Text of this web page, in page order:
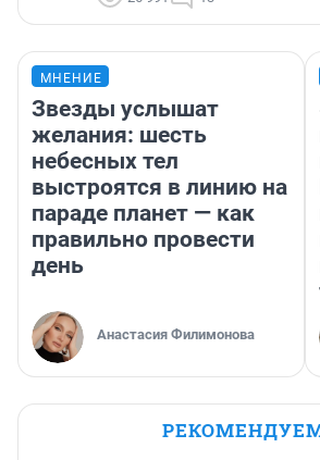
МНЕНИЕ
Звезды услышат
желания: шесть
небесных тел
выстроятся в линию на
параде планет — как
правильно провести
день
Анастасия Филимонова